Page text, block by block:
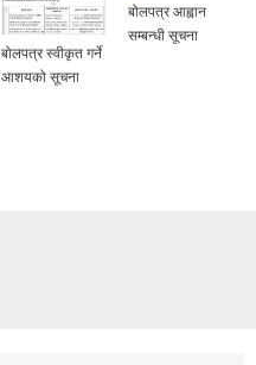
बोलपत्र स्वीकृत गर्ने
आशयको सूचना
बोलपत्र आह्वान
सम्बन्धी सूचना